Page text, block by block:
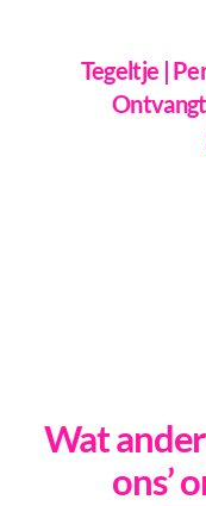
Tegeltje |
Wat
ons’